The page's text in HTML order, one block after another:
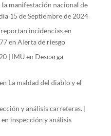
manifestación nacional de
15 de Septiembre de 2024
incidencias en
en Alerta de riesgo
| IMU en Descarga
en La maldad del diablo y el
y análisis carreteras. |
inspección y análisis